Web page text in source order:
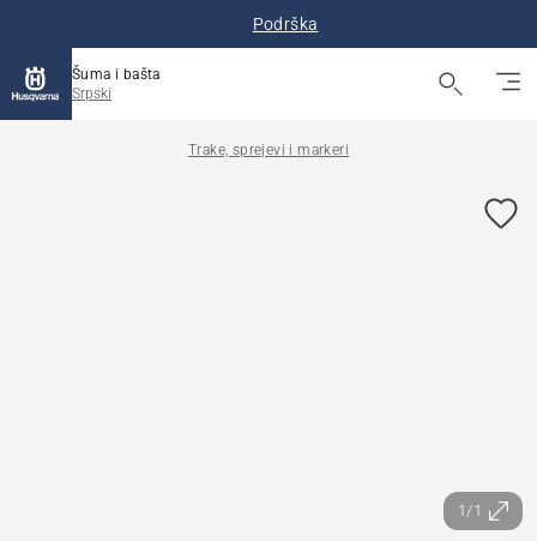
Podrška
Šuma i bašta
Srpski
Trake, sprejevi i markeri
1/1